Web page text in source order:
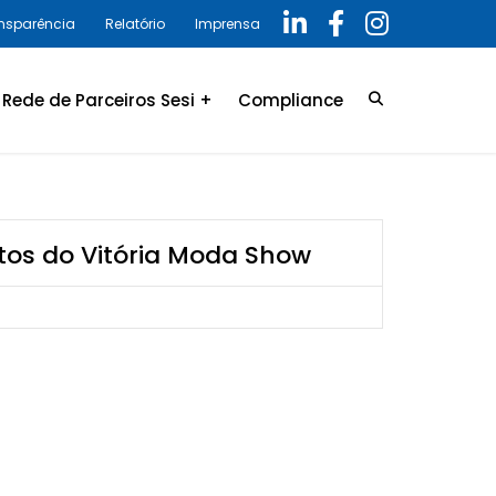
Relatório Imprensa
Rede de Parceiros Sesi + Compliance
Relatório Anual 2025 –
Programa de Compliance
do Vitória Moda Show